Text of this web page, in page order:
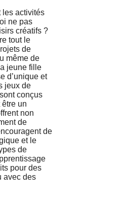
les activités
ne pas
créatifs ?
tout le
de
même de
jeune fille
d’unique et
jeux de
conçus
un
non
de
de
et le
de
pour des
avec des